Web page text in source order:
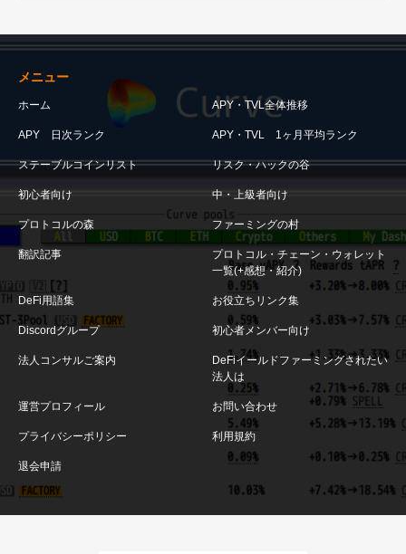
メニュー
ホーム APY・TVL全体推移
APY 日次ランク APY・TVL 1ヶ月平均ランク
ステーブルコインリスト リスク・ハックの谷
初心者向け 中・上級者向け
プロトコルの森 ファーミングの村
翻訳記事
プロトコル・チェーン・ウォレット
一覧(+感想・紹介)
DeFi用語集 お役立ちリンク集
Discordグループ 初心者メンバー向け
法人コンサルご案内
DeFiイールドファーミングされたい
法人は
運営プロフィール お問い合わせ
プライバシーポリシー 利用規約
退会申請